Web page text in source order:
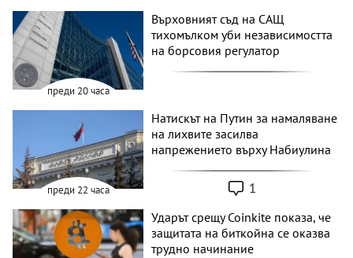
преди 20 часа
Върховният съд на САЩ
тихомълком уби независимостта
на борсовия регулатор
преди 22 часа
Натискът на Путин за намаляване
на лихвите засилва
напрежението върху Набиулина
1
Ударът срещу Coinkite показа, че
защитата на биткойна се оказва
трудно начинание